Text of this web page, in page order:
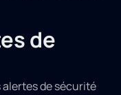
de
alertes de sécurité